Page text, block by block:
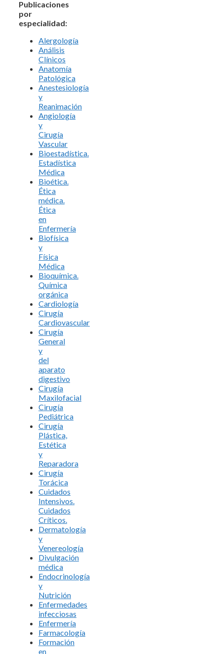
Publicaciones
por
especialidad:
Alergología
Análisis
Clínicos
Anatomía
Patológica
Anestesiología
y
Reanimación
Angiología
y
Cirugía
Vascular
Bioestadística.
Estadística
Médica
Bioética.
Ética
médica.
Ética
en
Enfermería
Biofísica
y
Física
Médica
Bioquímica.
Química
orgánica
Cardiología
Cirugía
Cardiovascular
Cirugía
General
y
del
aparato
digestivo
Cirugía
Maxilofacial
Cirugía
Pediátrica
Cirugía
Plástica,
Estética
y
Reparadora
Cirugía
Torácica
Cuidados
Intensivos.
Cuidados
Críticos.
Dermatología
y
Venereología
Divulgación
médica
Endocrinología
y
Nutrición
Enfermedades
infecciosas
Enfermería
Farmacología
Formación
en